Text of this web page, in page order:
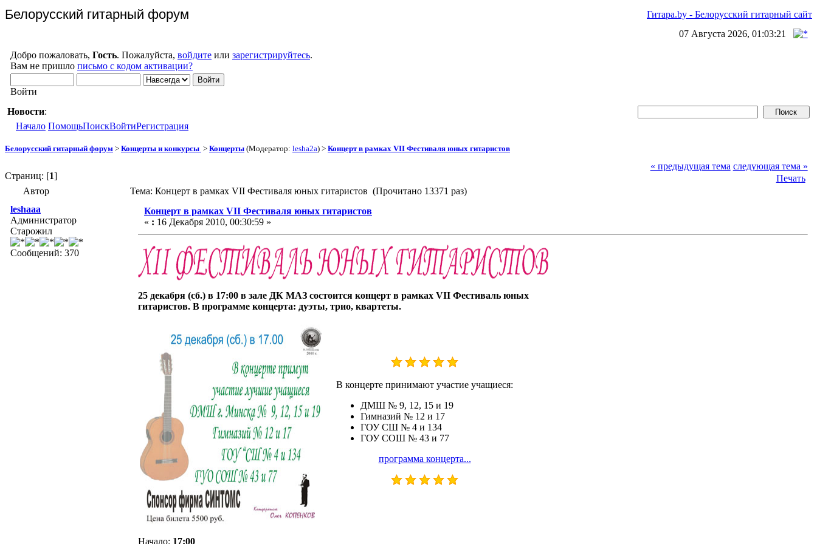
Белорусский гитарный форум
Гитара.by - Белорусский гитарный сайт
07 Августа 2026, 01:03:21
Добро пожаловать, Гость. Пожалуйста, войдите или зарегистрируйтесь.
Вам не пришло письмо с кодом активации?
Войти
Новости:
Начало ПомощьПоискВойтиРегистрация
Белорусский гитарный форум > Концерты и конкурсы > Концерты (Модератор: lesha2a) > Концерт в рамках VII Фестиваля юных гитаристов
Страниц: [1]
« предыдущая тема следующая тема »
Печать
Автор
Тема: Концерт в рамках VII Фестиваля юных гитаристов (Прочитано 13371 раз)
leshaaa
Администратор
Старожил
Сообщений: 370
Концерт в рамках VII Фестиваля юных гитаристов
« : 16 Декабря 2010, 00:30:59 »
25 декабря (сб.) в 17:00 в зале ДК МАЗ состоится концерт в рамках VII Фестиваль юных
гитаристов. В программе концерта: дуэты, трио, квартеты.
В концерте принимают участие учащиеся:
ДМШ № 9, 12, 15 и 19
Гимназий № 12 и 17
ГОУ СШ № 4 и 134
ГОУ СОШ № 43 и 77
программа концерта...
Начало: 17:00